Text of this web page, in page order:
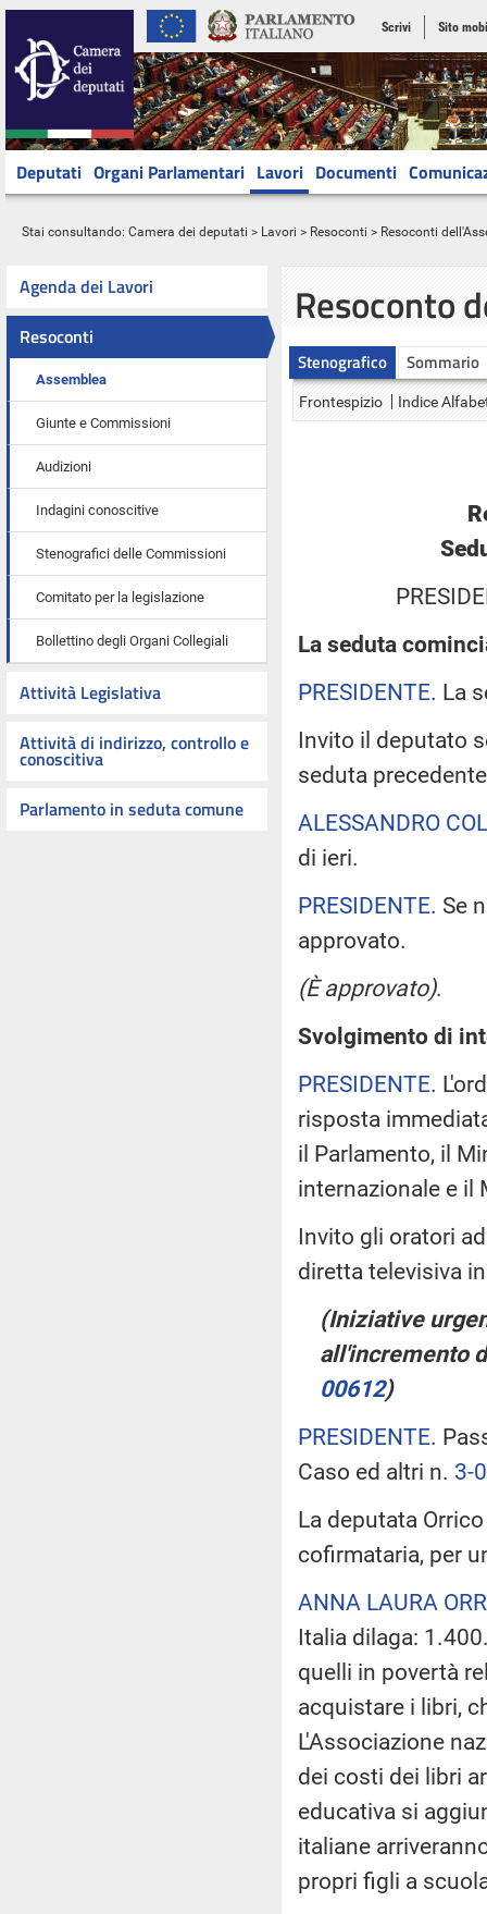
Scrivi Sito
Deputati Organi Parlamentari Lavori Documenti
Stai consultando: Camera dei deputati > Lavori > Resoconti > Resoconti
Agenda dei Lavori
Resoconti
Assemblea
Giunte e Commissioni
Audizioni
Indagini conoscitive
Stenografici delle Commissioni
Comitato per la legislazione
Bollettino degli Organi Collegiali
Attività Legislativa
Attività di indirizzo, controllo e
conoscitiva
Parlamento in seduta comune
Resoconto
Stenografico Sommario
Frontespizio Indice
La seduta
PRESIDENTE. La
Invito il deputato
seduta
ALESSANDRO
di ieri.
PRESIDENTE. Se
approvato.
(È approvato).
Svolgimento di
PRESIDENTE.
risposta
il Parlamento, il
internazionale e il
Invito gli oratori
diretta televisiva
(Iniziative
all'incremento
00612)
PRESIDENTE.
Caso ed altri n. 3-
La deputata
cofirmataria, per
ANNA LAURA
Italia dilaga:
quelli in povertà
acquistare i libri,
L'Associazione
dei costi dei libri
educativa si
italiane
propri figli a